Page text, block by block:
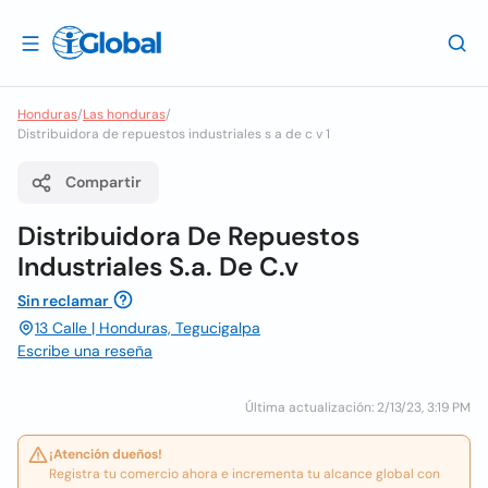
Honduras/Las honduras/
Distribuidora de repuestos industriales s a de c v 1
Compartir
Distribuidora De Repuestos
Industriales S.a. De C.v
Sin reclamar
13 Calle | Honduras, Tegucigalpa
Escribe una reseña
Última actualización: 2/13/23, 3:19 PM
¡Atención dueños!
Registra tu comercio ahora e incrementa tu alcance global con